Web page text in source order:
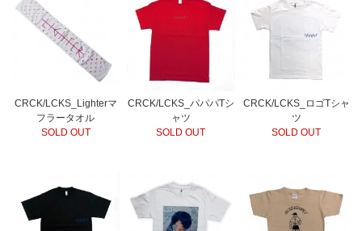
CRCK/LCKS_Lighterマ
フラータオル
SOLD OUT
CRCK/LCKS_パパパTシ
ャツ
SOLD OUT
CRCK/LCKS_ロゴTシャ
ツ
SOLD OUT